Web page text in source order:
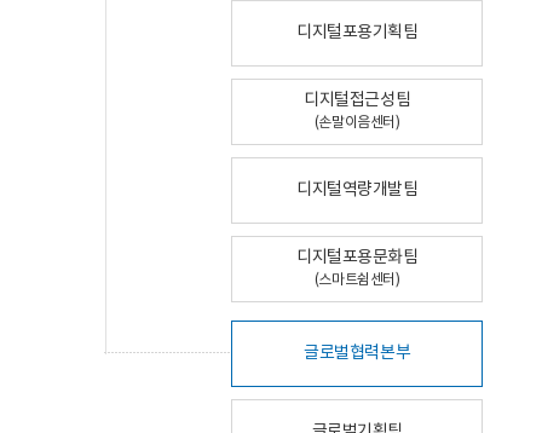
디지털포용기획팀
디지털접근성팀
(손말이음센터)
디지털역량개발팀
디지털포용문화팀
(스마트쉼센터)
글로벌협력본부